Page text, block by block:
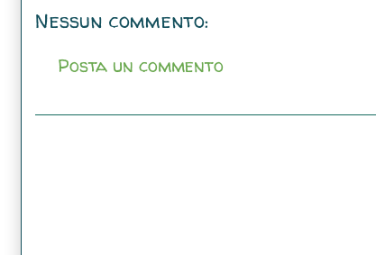
Nessun commento:
Posta un commento